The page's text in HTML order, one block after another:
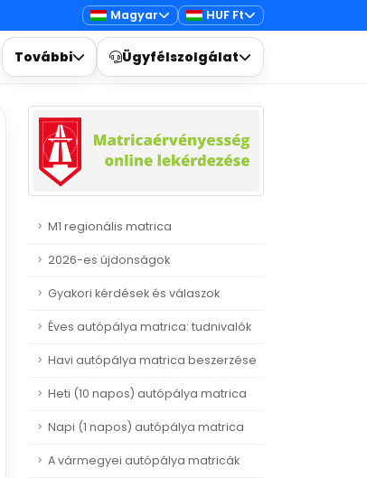
Magyar HUF Ft
További Ügyfélszolgálat
M1 regionális matrica
2026-es újdonságok
Gyakori kérdések és válaszok
Éves autópálya matrica: tudnivalók
Havi autópálya matrica beszerzése
Heti (10 napos) autópálya matrica
Napi (1 napos) autópálya matrica
A vármegyei autópálya matricák